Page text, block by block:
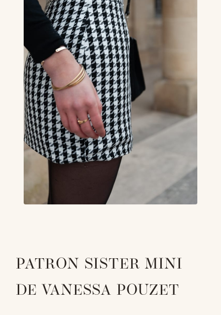
PATRON SISTER MINI
DE VANESSA POUZET